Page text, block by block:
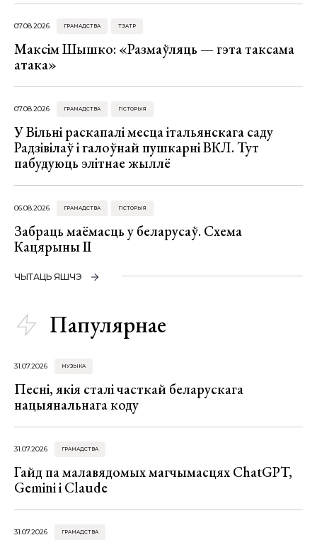
07.08.2026 ГРАМАДСТВА ТЭАТР
Максім Шышко: «Размаўляць — гэта таксама
атака»
07.08.2026 ГРАМАДСТВА ГІСТОРЫЯ
У Вільні раскапалі месца італьянскага саду
Радзівілаў і галоўнай пушкарні ВКЛ. Тут
пабудуюць элітнае жыллё
06.08.2026 ГРАМАДСТВА ГІСТОРЫЯ
Забраць маёмасць у беларусаў. Схема
Кацярыны ІІ
ЧЫТАЦЬ ЯШЧЭ
Папулярнае
31.07.2026 МУЗЫКА
Песні, якія сталі часткай беларускага
нацыянальнага коду
31.07.2026 ГРАМАДСТВА
Гайд па малавядомых магчымасцях ChatGPT,
Gemini і Claude
31.07.2026 ГРАМАДСТВА